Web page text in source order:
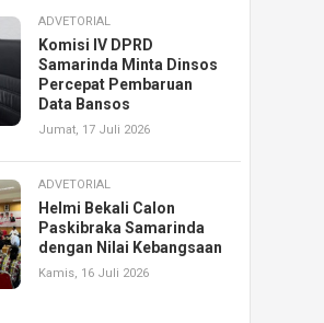
ADVETORIAL
Komisi IV DPRD
Samarinda Minta Dinsos
Percepat Pembaruan
Data Bansos
Jumat, 17 Juli 2026
ADVETORIAL
Helmi Bekali Calon
Paskibraka Samarinda
dengan Nilai Kebangsaan
Kamis, 16 Juli 2026